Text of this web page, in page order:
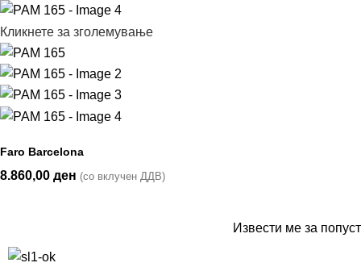
Кликнете за зголемување
Faro Barcelona
8.860,00 ден (со вклучен ДДВ)
Извести ме за попуст